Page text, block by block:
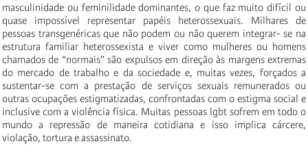
masculinidade ou feminilidade dominantes, o que faz muito difícil ou
quase impossível representar papéis heterossexuais. Milhares de
pessoas transgenéricas que não podem ou não querem integrar- se na
estrutura familiar heterossexista e viver como mulheres ou homens
chamados de “normais” são expulsos em direção às margens extremas
do mercado de trabalho e da sociedade e, muitas vezes, forçados a
sustentar-se com a prestação de serviços sexuais remunerados ou
outras ocupações estigmatizadas, confrontadas com o estigma social e
inclusive com a violência física. Muitas pessoas lgbt sofrem em todo o
mundo a repressão de maneira cotidiana e isso implica cárcere,
violação, tortura e assassinato.